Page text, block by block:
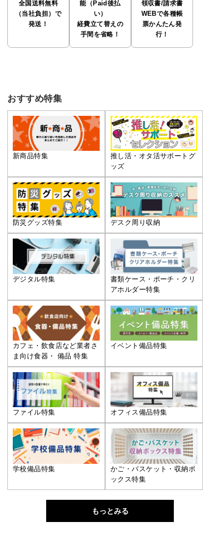
全国送料無料
（当社負担）で
発送！
能（Paid後払
い）
経費立て替えの
手間を省略！
領収書/請求書
WEBで各種帳
票かんたん発
行！
おすすめ特集
新商品特集
推し活・オタ活サポートグ
ッズ
防災グッズ特集 デスク周り収納
デジタル特集
書類ケース・ポーチ・クリ
アホルダー特集
カフェ・飲食店など業者さ
ま向け食器・ 備品 特集
イベント備品特集
ファイル特集 オフィス備品特集
学校備品特集
かご・バスケット・収納ボ
ックス特集
もっとみる